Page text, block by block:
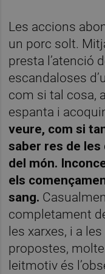
Les accions
un porc solt.
presta l’atenció
escandaloses
com si tal cosa,
espanta i
veure, com si
saber res de
del món.
els
sang.
completament
les xarxes, i a
propostes,
leitmotiv és